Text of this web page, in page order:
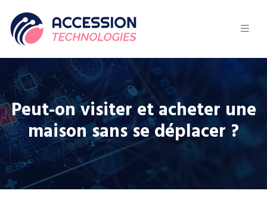
Peut-on visiter et acheter une
maison sans se déplacer ?